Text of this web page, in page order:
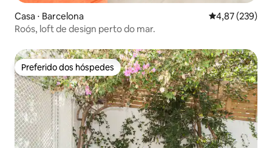
Casa ⋅ Barcelona 4,87 de uma
4,87 (239)
Roós, loft de design perto do mar.
Preferido dos hóspedes
Preferido dos hóspedes